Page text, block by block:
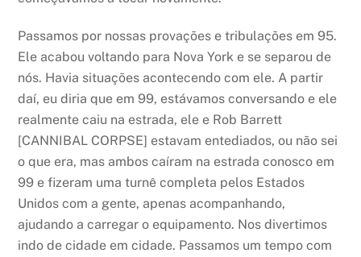
Passamos por nossas provações e tribulações em 95.
Ele acabou voltando para Nova York e se separou de
nós. Havia situações acontecendo com ele. A partir
daí, eu diria que em 99, estávamos conversando e ele
realmente caiu na estrada, ele e Rob Barrett
[CANNIBAL CORPSE] estavam entediados, ou não sei
o que era, mas ambos caíram na estrada conosco em
99 e fizeram uma turnê completa pelos Estados
Unidos com a gente, apenas acompanhando,
ajudando a carregar o equipamento. Nos divertimos
indo de cidade em cidade. Passamos um tempo com